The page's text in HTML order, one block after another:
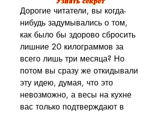
Дорогие читатели, вы когда-
нибудь задумывались о том,
как было бы здорово сбросить
лишние 20 килограммов за
всего лишь три месяца? Но
потом вы сразу же откидывали
эту идею, думая, что это
невозможно, а весы на кухне
вас только подтверждают в